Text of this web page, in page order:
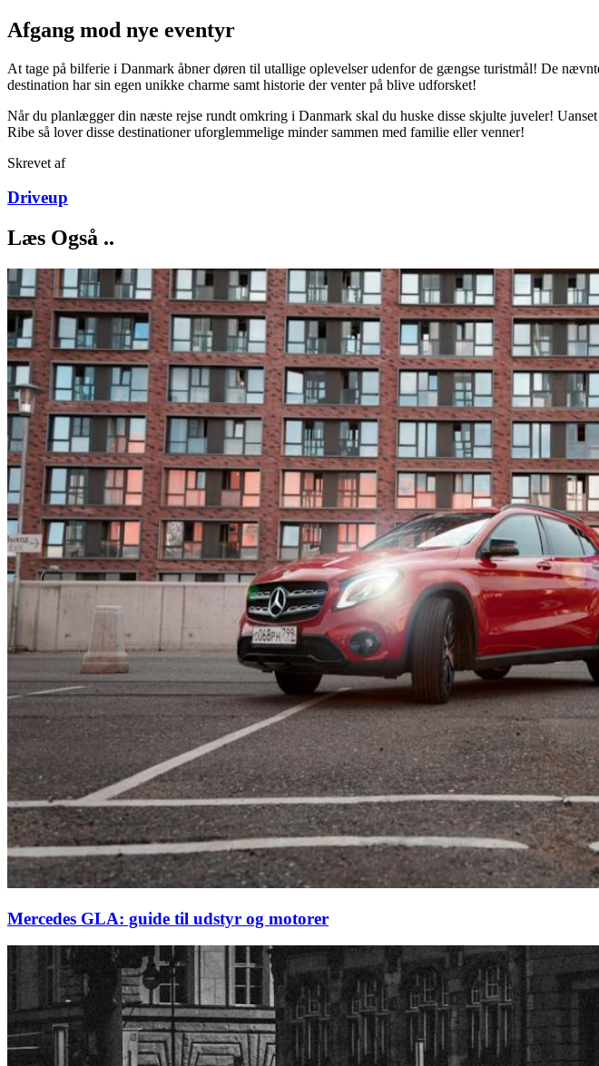
Afgang mod nye eventyr
At tage på bilferie i Danmark åbner døren til utallige oplevelser udenfor de gængse turistmål! De
destination har sin egen unikke charme samt historie der venter på blive udforsket!
Når du planlægger din næste rejse rundt omkring i Danmark skal du huske disse skjulte juveler!
Ribe så lover disse destinationer uforglemmelige minder sammen med familie eller venner!
Skrevet af
Driveup
Læs Også ..
Mercedes GLA: guide til udstyr og motorer